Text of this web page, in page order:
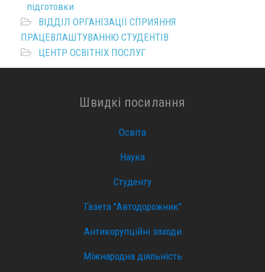
підготовки
ВІДДІЛ ОРГАНІЗАЦІЇ СПРИЯННЯ
ПРАЦЕВЛАШТУВАННЮ СТУДЕНТІВ
ЦЕНТР ОСВІТНІХ ПОСЛУГ
Швидкі посилання
Освіта
Наука
Студенту
Газета "Автодорожник"
Антикорупційні заходи
Міжнародна діяльність